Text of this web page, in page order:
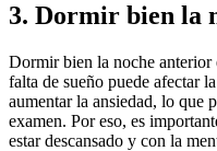
3. Dormir bien la
Dormir bien la noche anterior
falta de sueño puede afectar
aumentar la ansiedad, lo que
examen. Por eso, es
estar descansado y con la